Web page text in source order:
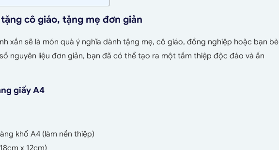
cô giáo, tặng mẹ đơn giản
xắn sẽ là món quà ý nghĩa dành tặng mẹ, cô giáo, đồng nghiệp hoặc bạn bè
nguyên liệu đơn giản, bạn đã có thể tạo ra một tấm thiệp độc đáo và ấn
giấy A4
khổ A4 (làm nền thiệp)
x 12cm)